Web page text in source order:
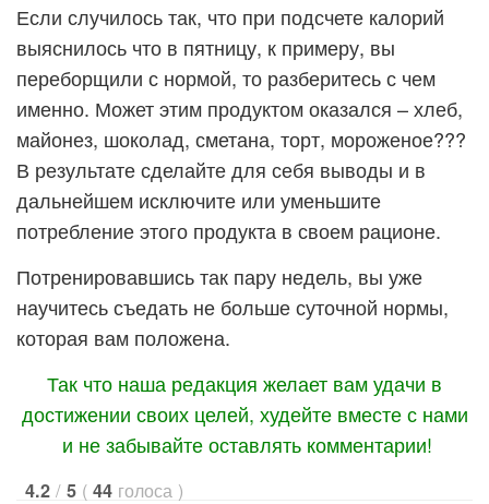
Если случилось так, что при подсчете калорий
выяснилось что в пятницу, к примеру, вы
переборщили с нормой, то разберитесь с чем
именно. Может этим продуктом оказался – хлеб,
майонез, шоколад, сметана, торт, мороженое???
В результате сделайте для себя выводы и в
дальнейшем исключите или уменьшите
потребление этого продукта в своем рационе.
Потренировавшись так пару недель, вы уже
научитесь съедать не больше суточной нормы,
которая вам положена.
Так что наша редакция желает вам удачи в
достижении своих целей, худейте вместе с нами
и не забывайте оставлять комментарии!
4.2 / 5 ( 44 голоса )